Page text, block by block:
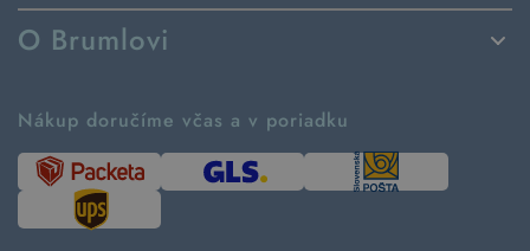
Spôsoby dodania a platby
Vrátenie tovaru a reklamácia
Návod ako nakupovať
Tabuľka veľkostí
Predávané značky
O Brumlovi
Ako tvoríme second hand
Časté otázky
Kde pomáhame
Udržateľnosť
Nákup doručíme včas a v poriadku